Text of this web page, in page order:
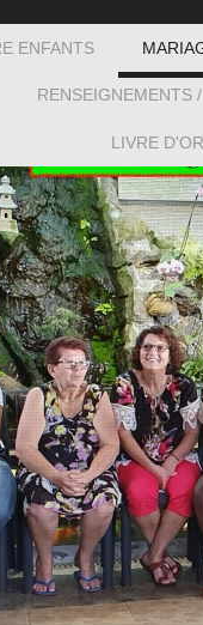
ENFANTS
RENSEIGNEMENTS
LIVRE D'OR